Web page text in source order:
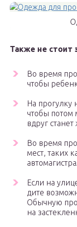
Также не стоит
Во время
чтобы
На прогулку
чтобы потом
вдруг
Во время
мест, таких
Если на
дите
Обычную
на